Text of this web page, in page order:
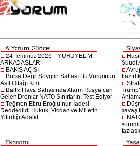
24 Temmuz 2026 – YÜRÜYELİM
ARKADAŞLAR
BAKIŞ AÇISI
Borsa Değil Soygun Sahası Bu Vurgunun
Asıl Ortağı Kim
Baltık Hava Sahasında Alarm Rusya’dan
Gelen Dronlar NATO Sınırlarını Test Ediyor
Teğmen Ebru Eroğlu’nun İadesi
Reddedildi Hukuk, Vicdan ve Milletin
Yitirdiği Adalet
Suudi
savaş